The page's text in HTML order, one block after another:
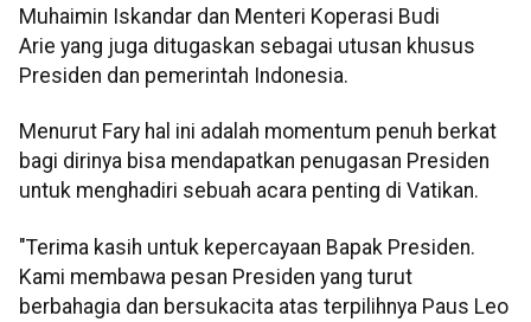
Muhaimin Iskandar dan Menteri Koperasi Budi
Arie yang juga ditugaskan sebagai utusan khusus
Presiden dan pemerintah Indonesia.
Menurut Fary hal ini adalah momentum penuh berkat
bagi dirinya bisa mendapatkan penugasan Presiden
untuk menghadiri sebuah acara penting di Vatikan.
"Terima kasih untuk kepercayaan Bapak Presiden.
Kami membawa pesan Presiden yang turut
berbahagia dan bersukacita atas terpilihnya Paus Leo